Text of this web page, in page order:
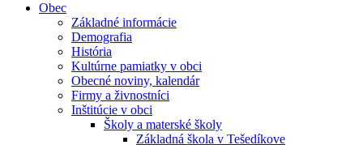
Obec
Základné informácie
Demografia
História
Kultúrne pamiatky v obci
Obecné noviny, kalendár
Firmy a živnostníci
Inštitúcie v obci
Školy a materské školy
Základná škola v Tešedíkove